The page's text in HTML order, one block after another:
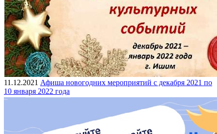
11.12.2021 Афиша новогодних мероприятий с декабря 2021 по
10 января 2022 года